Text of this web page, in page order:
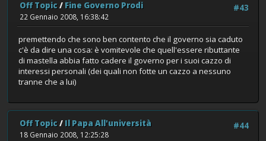
#43
Off Topic/ Fine Governo Prodi
22 Gennaio 2008, 16:38:42
premettendo che sono ben contento che il governo sia caduto
c'è da dire una cosa: è vomitevole che quell'essere ributtante
di mastella abbia fatto cadere il governo per i suoi cazzo di
interessi personali (dei quali non fotte un cazzo a nessuno
tranne che a lui)
#44
Off Topic/ Il Papa All'università
18 Gennaio 2008, 12:25:28